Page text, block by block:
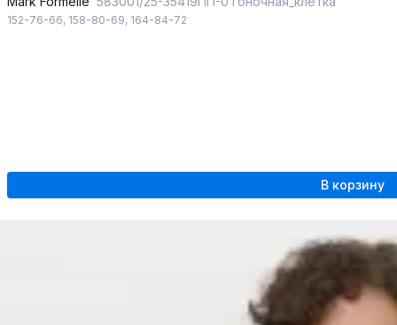
152-76-66, 158-80-69, 164-84-72
В корзину